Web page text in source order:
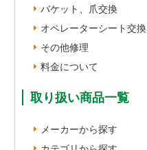
バケット、爪交換
オペレーターシート交換
その他修理
料金について
取り扱い商品一覧
メーカーから探す